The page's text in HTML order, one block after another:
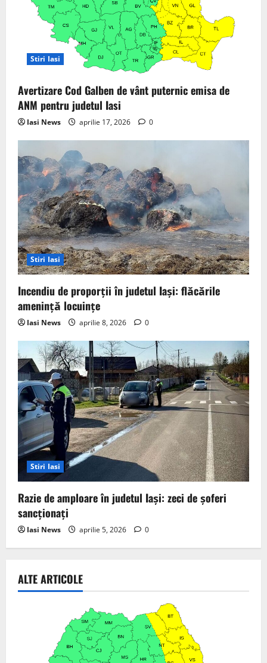
n
Stiri Iasi
Avertizare Cod Galben de vânt puternic emisa de
ANM pentru judetul Iasi
Iasi News aprilie 17, 2026 0
Stiri Iasi
Incendiu de proporții în judetul Iași: flăcările
amenință locuințe
Iasi News aprilie 8, 2026 0
Stiri Iasi
Razie de amploare în judetul Iași: zeci de șoferi
sancționați
Iasi News aprilie 5, 2026 0
ALTE ARTICOLE